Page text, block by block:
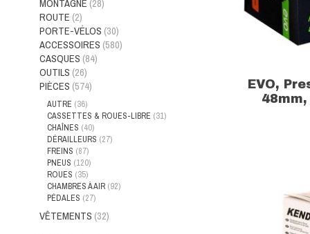
MONTAGNE (28)
ROUTE (2)
PORTE-VÉLOS (30)
ACCESSOIRES (580)
CASQUES (84)
OUTILS (26)
PIÈCES (574)
AUTRE (36)
CASSETTES & ROUES-LIBRE (31)
CHAÎNES (40)
DÉRAILLEURS (27)
FREINS (87)
PNEUS (120)
ROUES (35)
CHAMBRES À AIR (92)
PÉDALES (27)
VÊTEMENTS (32)
EVO,